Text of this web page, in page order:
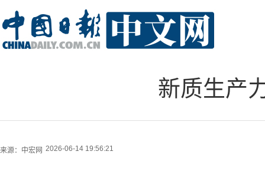
新质生产
来源： 中宏网 2026-06-14 19:56:21